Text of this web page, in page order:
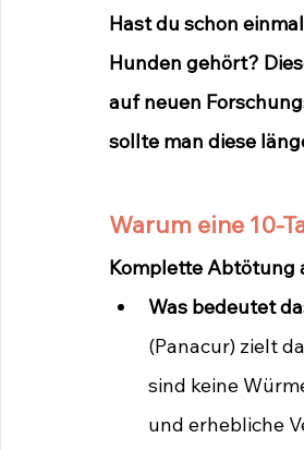
Hast du schon
Hunden gehört?
auf neuen
sollte man diese
Warum eine 10-
Komplette Abtötung
Was bedeutet
(Panacur) zielt
sind keine
und erhebliche